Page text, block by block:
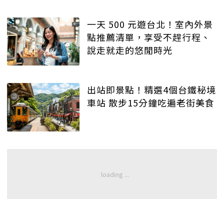
一天 500 元遊台北！室內外景
點推薦清單，享受不趕行程、
說走就走的悠閒時光
出站即景點！精選4個台鐵秘境
車站 散步15分鐘吃遍老街美食